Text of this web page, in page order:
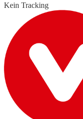
Kein Tracking